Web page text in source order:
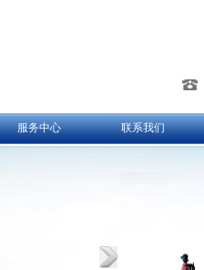
服务中心 联系我们